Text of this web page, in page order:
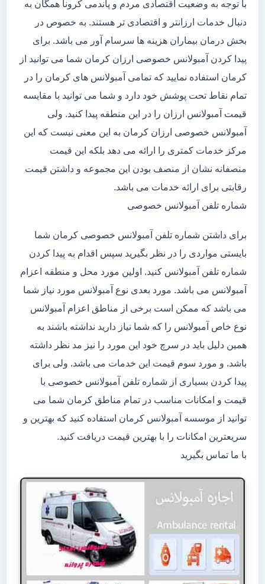
با توجه به وضعیت اقتصادی مردم و پاندمی کرونا همگان به
دنبال خدمات ارزانتر و اقتصادی تر هستند. به خصوص در
بخش درمان بیماران هزینه ها سرسام آور می باشد. برای
پیدا کردن آمبولانس خصوصی ارزان کرمان شما می توانید از
کرمان استفاده نمایید که تمامی آمبولانس های کرمان را در
تمام نقاط تحت پوشش خود دارد و شما می توانید با مقایسه
قیمت آمبولانس ارزان را در این منطقه پیدا کنید. ولی
آمبولانس خصوصی ارزان کرمان به این معنی نیست که این
مرکز خدمات کمتری را ارائه می دهد بلکه این قیمت
منصفانه نشان از منصف بودن این مجموعه و داشتن قیمت
رقابتی برای ارائه خدمات می باشد.
شماره تلفن آمبولانس خصوصی
برای داشتن شماره تلفن آمبولانس خصوصی کرمان شما
بایستی مواردی را در نظر بگیرید سپس اقدام به پیدا کردن
شماره تلفن آمبولانس کنید. اولین مورد محل و منطقه اعزام
آمبولانس می باشد. مورد بعدی نوع آمبولانس مورد نیاز شما
می باشد که ممکن است برخی از مناطق اعزام آمبولانس
نوع خاص آمبولانس را که شما نیاز دارید نداشته باشند به
همین دلیل باید در سرچ خود این مورد را نیز مد نظر داشته
باشد. و مورد سوم قیمت این خدمات می باشد. ولی برای
پیدا کردن بسیاری از شماره تلفن آمبولانس خصوصی با
قیمت و امکانات مناسب در تمام مناطق کرمان شما می
توانید از موسسه آمبولانس کرمان استفاده کنید که بهترین و
سریعترین امکانات را با بهترین قیمت دریافت کنید.
با ما تماس بگیرید